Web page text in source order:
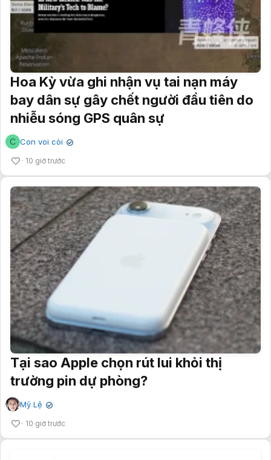
Hoa Kỳ vừa ghi nhận vụ tai nạn máy
bay dân sự gây chết người đầu tiên do
nhiễu sóng GPS quân sự
C Con voi còi ✔
10 giờ trước
Tại sao Apple chọn rút lui khỏi thị
trường pin dự phòng?
Mỹ Lệ ✔
10 giờ trước